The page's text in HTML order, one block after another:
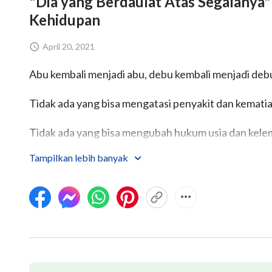
Kehidupan
April 20, 2021
Abu kembali menjadi abu, debu kembali menjadi
Tidak ada yang bisa mengatasi penyakit dan
Tidak ada yang bisa mengubah hukum usia dan
......
"Untuk apa kita hidup? Dan mengapa kita harus
Tampilkan lebih banyak